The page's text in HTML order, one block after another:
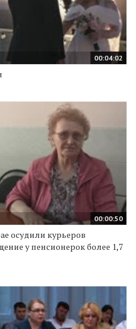
00:04:02
00:00:50
осудили курьеров
у пенсионерок более 1,7